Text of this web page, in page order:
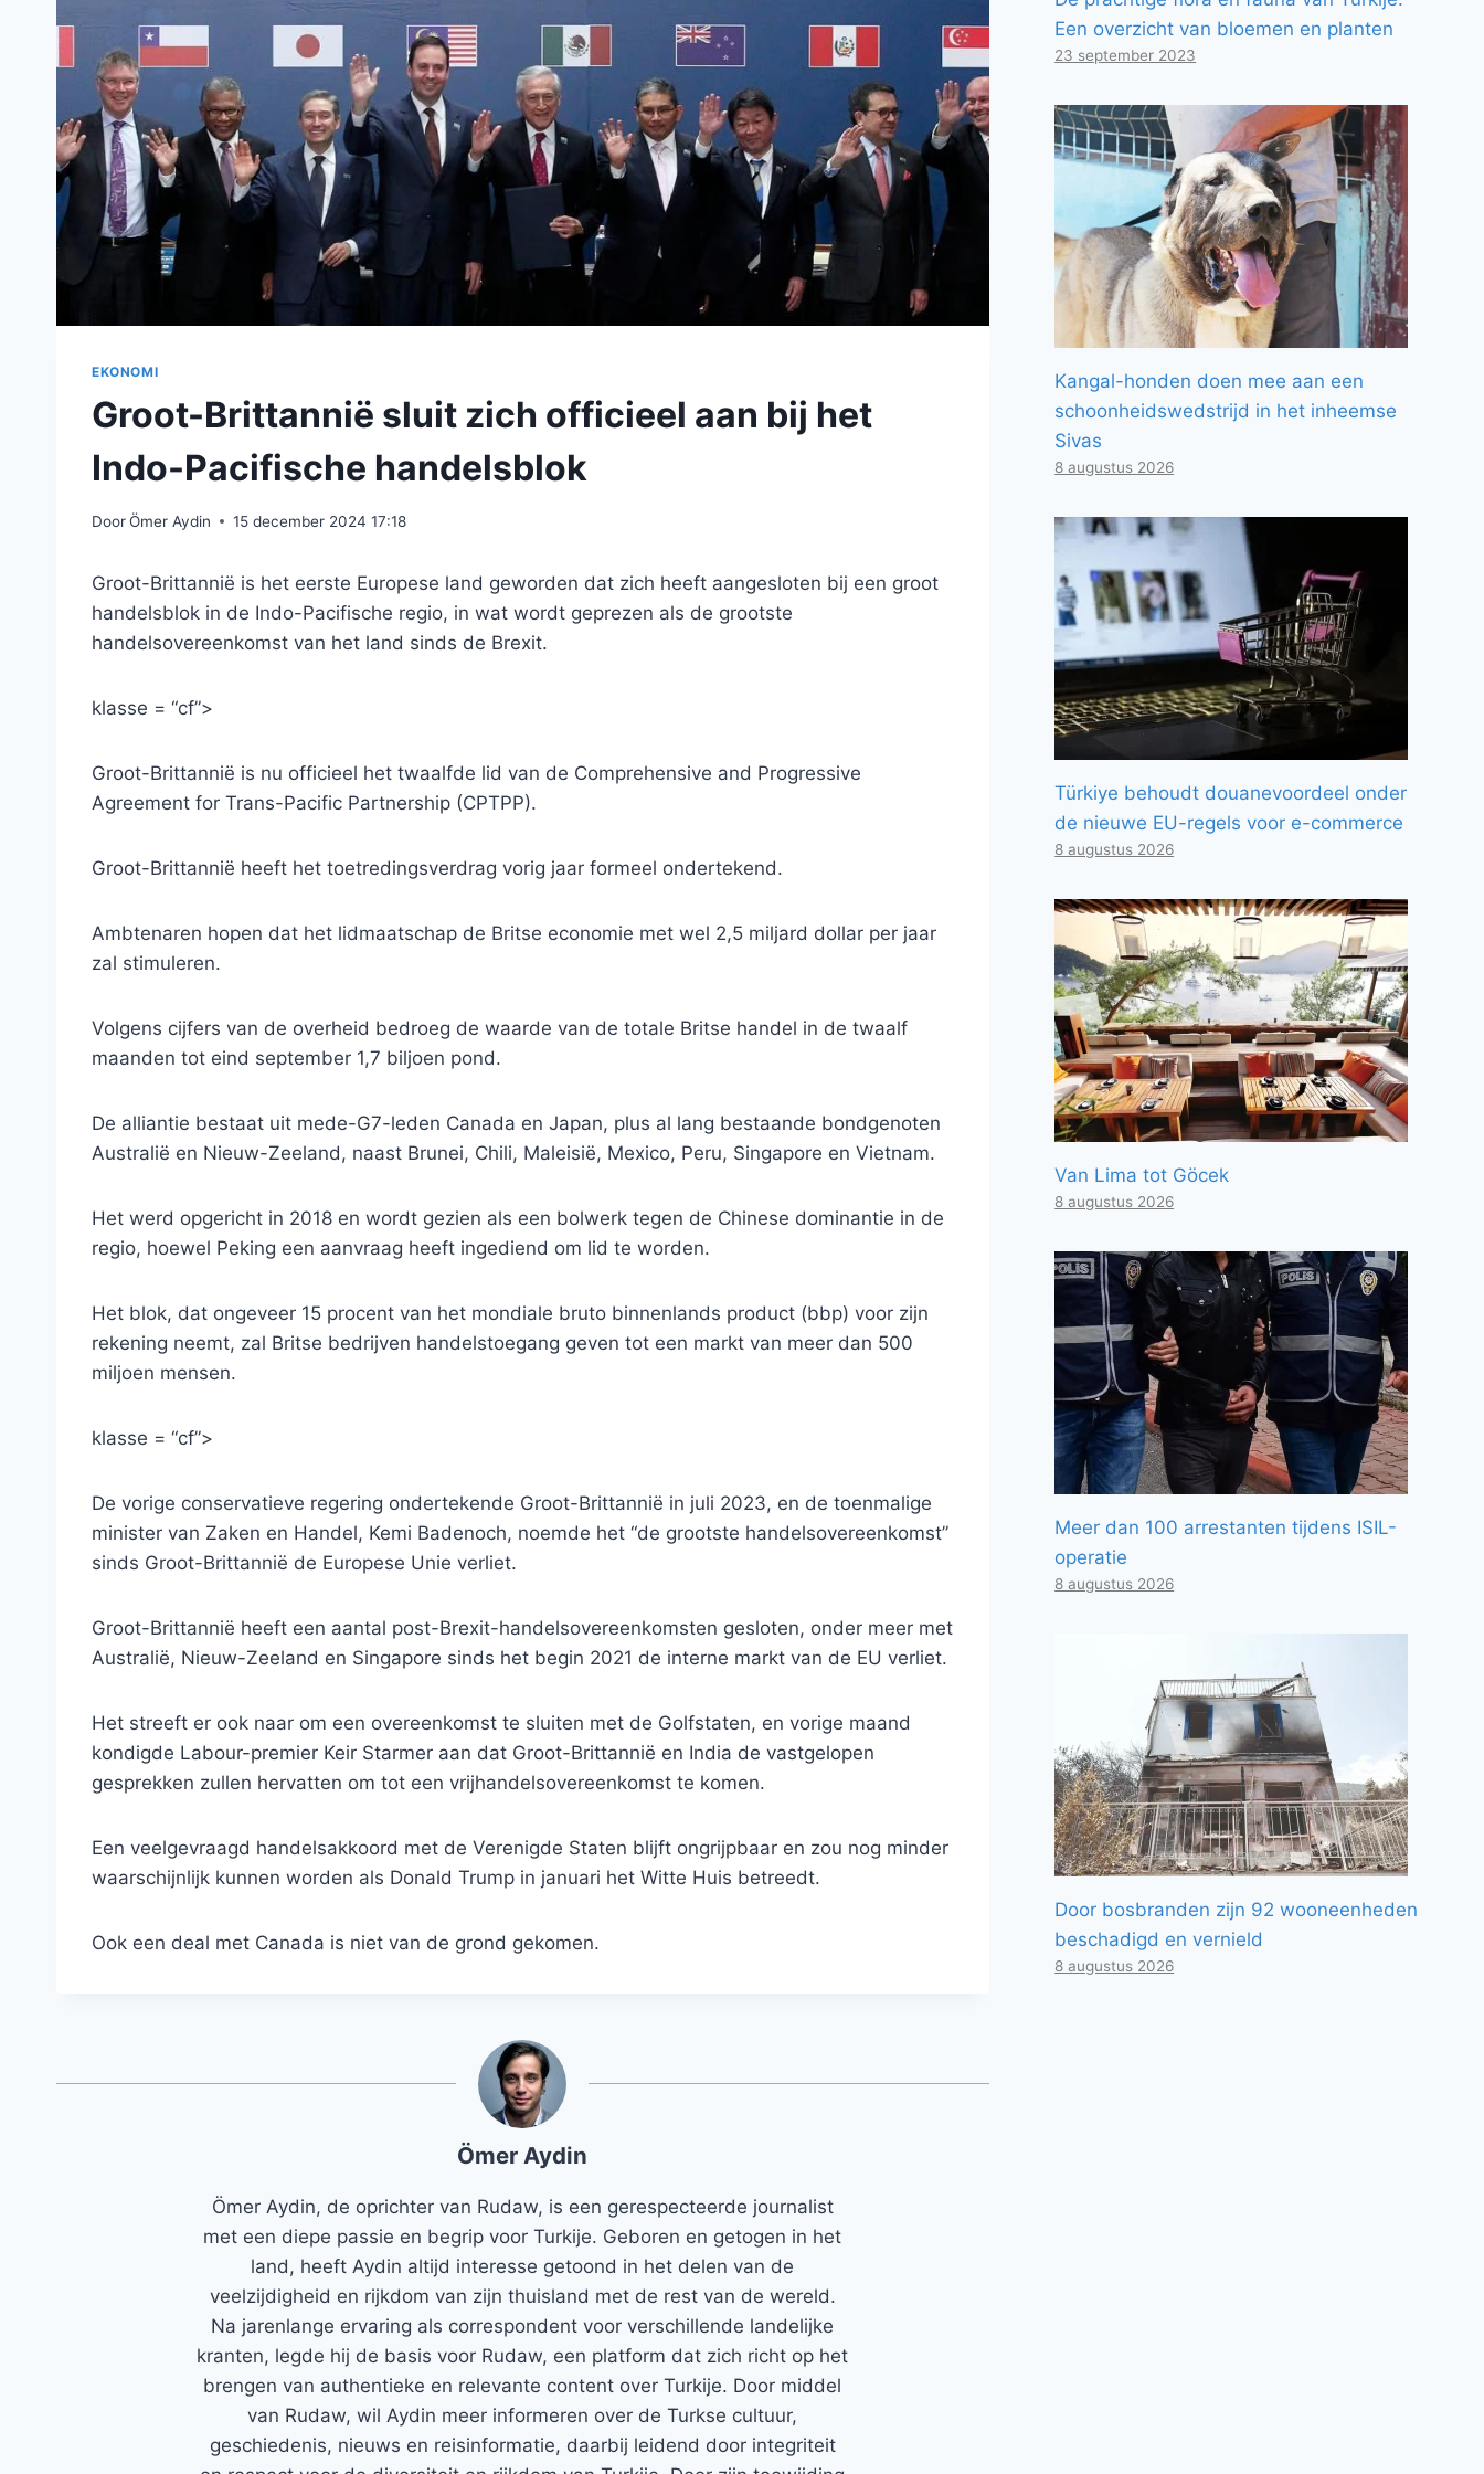
EKONOMI
Groot-Brittannië sluit zich officieel aan bij het
Indo-Pacifische handelsblok
DoorÖmer Aydin 15 december 2024 17:18
Groot-Brittannië is het eerste Europese land geworden dat zich heeft aangesloten bij een groot
handelsblok in de Indo-Pacifische regio, in wat wordt geprezen als de grootste
handelsovereenkomst van het land sinds de Brexit.
klasse = “cf”>
Groot-Brittannië is nu officieel het twaalfde lid van de Comprehensive and Progressive
Agreement for Trans-Pacific Partnership (CPTPP).
Groot-Brittannië heeft het toetredingsverdrag vorig jaar formeel ondertekend.
Ambtenaren hopen dat het lidmaatschap de Britse economie met wel 2,5 miljard dollar per jaar
zal stimuleren.
Volgens cijfers van de overheid bedroeg de waarde van de totale Britse handel in de twaalf
maanden tot eind september 1,7 biljoen pond.
De alliantie bestaat uit mede-G7-leden Canada en Japan, plus al lang bestaande bondgenoten
Australië en Nieuw-Zeeland, naast Brunei, Chili, Maleisië, Mexico, Peru, Singapore en Vietnam.
Het werd opgericht in 2018 en wordt gezien als een bolwerk tegen de Chinese dominantie in de
regio, hoewel Peking een aanvraag heeft ingediend om lid te worden.
Het blok, dat ongeveer 15 procent van het mondiale bruto binnenlands product (bbp) voor zijn
rekening neemt, zal Britse bedrijven handelstoegang geven tot een markt van meer dan 500
miljoen mensen.
klasse = “cf”>
De vorige conservatieve regering ondertekende Groot-Brittannië in juli 2023, en de toenmalige
minister van Zaken en Handel, Kemi Badenoch, noemde het “de grootste handelsovereenkomst”
sinds Groot-Brittannië de Europese Unie verliet.
Groot-Brittannië heeft een aantal post-Brexit-handelsovereenkomsten gesloten, onder meer met
Australië, Nieuw-Zeeland en Singapore sinds het begin 2021 de interne markt van de EU verliet.
Het streeft er ook naar om een ​​overeenkomst te sluiten met de Golfstaten, en vorige maand
kondigde Labour-premier Keir Starmer aan dat Groot-Brittannië en India de vastgelopen
gesprekken zullen hervatten om tot een vrijhandelsovereenkomst te komen.
Een veelgevraagd handelsakkoord met de Verenigde Staten blijft ongrijpbaar en zou nog minder
waarschijnlijk kunnen worden als Donald Trump in januari het Witte Huis betreedt.
Ook een deal met Canada is niet van de grond gekomen.
Ömer Aydin
Ömer Aydin, de oprichter van Rudaw, is een gerespecteerde journalist
met een diepe passie en begrip voor Turkije. Geboren en getogen in het
land, heeft Aydin altijd interesse getoond in het delen van de
veelzijdigheid en rijkdom van zijn thuisland met de rest van de wereld.
Na jarenlange ervaring als correspondent voor verschillende landelijke
kranten, legde hij de basis voor Rudaw, een platform dat zich richt op het
brengen van authentieke en relevante content over Turkije. Door middel
van Rudaw, wil Aydin meer informeren over de Turkse cultuur,
geschiedenis, nieuws en reisinformatie, daarbij leidend door integriteit
Een overzicht van bloemen en planten
23 september 2023
Kangal-honden doen mee aan een
schoonheidswedstrijd in het inheemse
Sivas
8 augustus 2026
Türkiye behoudt douanevoordeel onder
de nieuwe EU-regels voor e-commerce
8 augustus 2026
Van Lima tot Göcek
8 augustus 2026
Meer dan 100 arrestanten tijdens ISIL-
operatie
8 augustus 2026
Door bosbranden zijn 92 wooneenheden
beschadigd en vernield
8 augustus 2026